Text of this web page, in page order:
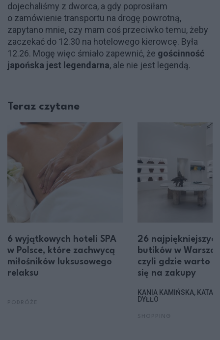
dojechaliśmy z dworca, a gdy poprosiłam
o zamówienie transportu na drogę powrotną,
zapytano mnie, czy mam coś przeciwko temu, żeby
zaczekać do 12.30 na hotelowego kierowcę. Była
12.26. Mogę więc śmiało zapewnić, że gościnność
japońska jest legendarna, ale nie jest legendą.
Teraz czytane
6 wyjątkowych hoteli SPA
w Polsce, które zachwycą
miłośników luksusowego
relaksu
26
butików w
czyli gdzie warto
się na zakupy
KANIA KAMIŃSKA,
DYŁŁO